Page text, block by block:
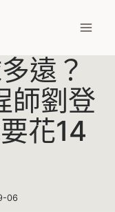
遠？
師劉登
花14
06